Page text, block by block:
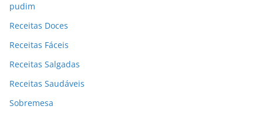
pudim
Receitas Doces
Receitas Fáceis
Receitas Salgadas
Receitas Saudáveis
Sobremesa